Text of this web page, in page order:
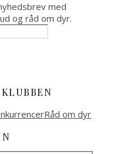
med
og råd om dyr.